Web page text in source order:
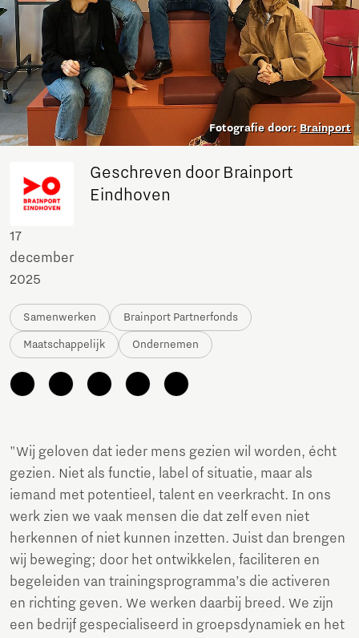
Fotografie door: Brainport
Geschreven door Brainport
Eindhoven
17
december
2025
Samenwerken Brainport Partnerfonds
Maatschappelijk Ondernemen
"Wij geloven dat ieder mens gezien wil worden, écht
gezien. Niet als functie, label of situatie, maar als
iemand met potentieel, talent en veerkracht. In ons
werk zien we vaak mensen die dat zelf even niet
herkennen of niet kunnen inzetten. Juist dan brengen
wij beweging; door het ontwikkelen, faciliteren en
begeleiden van trainingsprogramma’s die activeren
en richting geven. We werken daarbij breed. We zijn
een bedrijf gespecialiseerd in groepsdynamiek en het